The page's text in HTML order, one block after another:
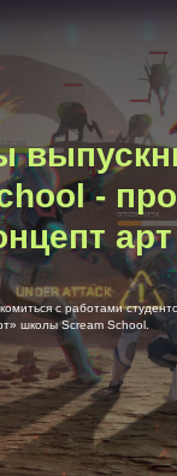
-
арт
с работами
школы Scream School.